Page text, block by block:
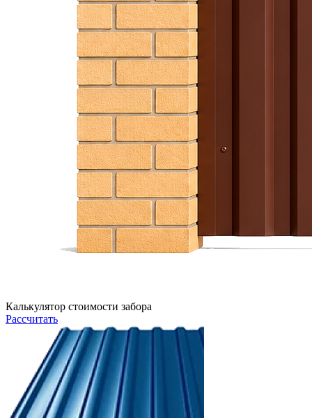
Калькулятор стоимости забора
Рассчитать